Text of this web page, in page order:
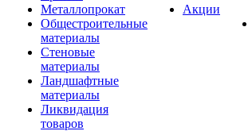
Металлопрокат
Общестроительные
материалы
Стеновые
материалы
Ландшафтные
материалы
Ликвидация
товаров
Акции